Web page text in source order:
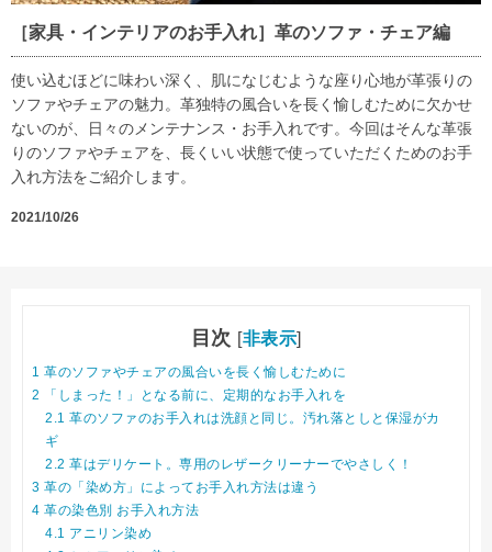
［家具・インテリアのお手入れ］革のソファ・チェア編
使い込むほどに味わい深く、肌になじむような座り心地が革張りの
ソファやチェアの魅力。革独特の風合いを長く愉しむために欠かせ
ないのが、日々のメンテナンス・お手入れです。今回はそんな革張
りのソファやチェアを、長くいい状態で使っていただくためのお手
入れ方法をご紹介します。
2021/10/26
目次 [非表示]
1 革のソファやチェアの風合いを長く愉しむために
2
「しまった！」となる前に、定期的なお手入れを
2.1 革のソファのお手入れは洗顔と同じ。汚れ落としと保湿がカ
ギ
2.2 革はデリケート。専用のレザークリーナーでやさしく！
3 革の「染め方」によってお手入れ方法は違う
4 革の染色別 お手入れ方法
4.1 アニリン染め